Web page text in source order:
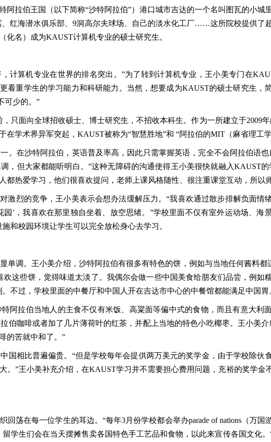
拉伯王国（以下简称“沙特阿拉伯”）港口城市吉达的一个名叫图瓦的小城
红海潜水俱乐部、9洞高尔夫球场、自己的淡水化工厂……这所院校提供了
名）成为KAUST计算机专业的硕士研究生。
算机专业在世界的排名突出。”为了转到计算机专业，王小美专门在
看重学生的学习能力和科研能力。当然，想要成为KAUST的硕士研究生，
可少的。”
面向全球招收硕士、博士研究生，不招收本科生。作为一所建立于2009
学术界异军突起，KAUST被称为“智慧胜地”和 “阿拉伯的MIT（麻省理工学
在沙特阿拉伯，英语普及率高，因此只需掌握英语，完全不会阿拉伯语也
，但大家都能听明白。”这种无障碍的沟通使得王小美很快就融入KAUST
热爱学习，他们很喜欢提问，老师上课风格随性、很注重课堂互动，所以
烈的竞争，王小美表示会想办法缓解压力。“我喜欢通过散步排解负面情
’，我喜欢在那里独自坐着、放空思绪。”学校里面不仅有室外运动场、海
和校园环境让学生可以完全放松身心去学习。
调。王小美介绍，沙特阿拉伯有很多有特色的饼，例如与当地任何酱料都
欢这些饼，觉得味道太淡了。我偶尔会做一些中国美食给朋友们品尝，例如
不过，学校里面的中餐厅和中国人开在吉达市中心的中餐馆都能满足中国胃
伯当地人的主食不仅有米饭、高粱面等偏中式的食物，而且有意大利
伯咖啡或者加了几片薄荷叶的红茶，并配上当地的特色小吃椰枣。王小美
的苦就中和了。”
相比普遍偏贵。“但是学校每年会提供两万美元的奖学金，由于学校除伙
。”王小美补充介绍，在KAUST学习并不需要担心费用问题，充裕的奖学金
在每一位学生的耳边。“每年3月份学校都会举办parade of nations（万国
学生们会在当天摆摊售卖各国特色手工艺品和食物，以此来宣传各国文化